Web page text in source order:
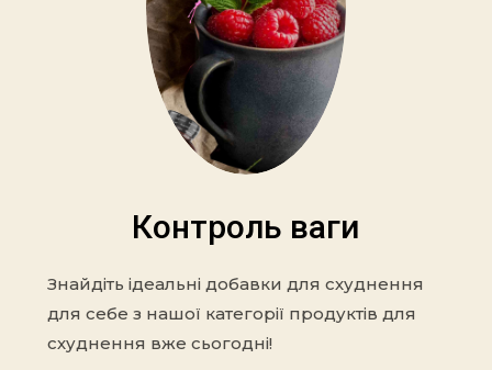
Контроль ваги
Знайдіть ідеальні добавки для схуднення
для себе з нашої категорії продуктів для
схуднення вже сьогодні!